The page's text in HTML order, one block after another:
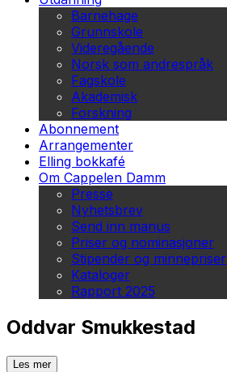
Barnehage
Grunnskole
Videregående
Norsk som andrespråk
Fagskole
Akademisk
Forskning
Abonnement
Arrangementer
Elling bokkafé
Om Cappelen Damm
Presse
Nyhetsbrev
Send inn manus
Priser og nominasjoner
Stipender og minnepriser
Kataloger
Rapport 2025
Oddvar Smukkestad
Les mer